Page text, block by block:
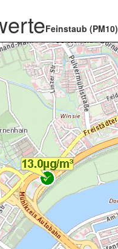
Feinstaub (PM10)